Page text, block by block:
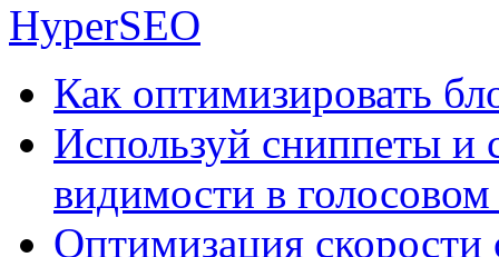
HyperSEO
Как оптимизировать
Используй сниппеты и
видимости в
Оптимизация